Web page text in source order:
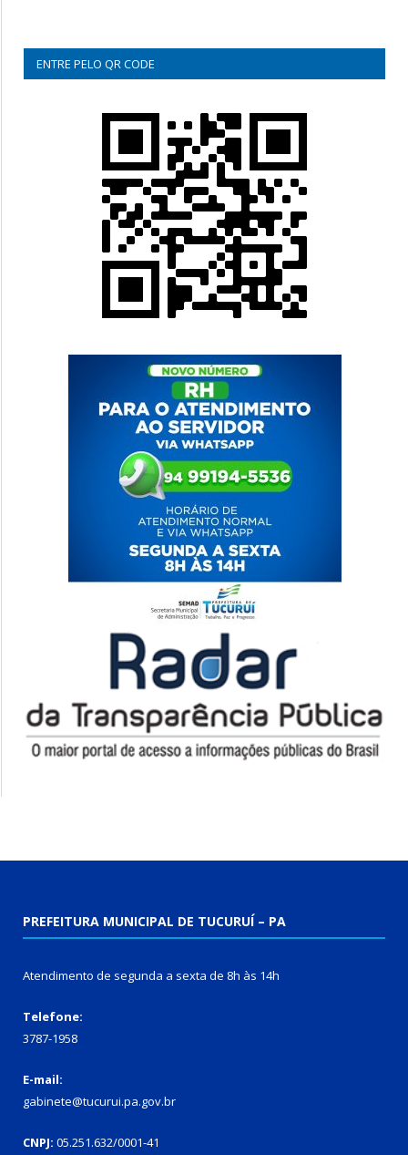
ENTRE PELO QR CODE
PREFEITURA MUNICIPAL DE TUCURUÍ – PA
Atendimento de segunda a sexta de 8h às 14h
Telefone:
3787-1958
E-mail:
gabinete@tucurui.pa.gov.br
CNPJ: 05.251.632/0001-41